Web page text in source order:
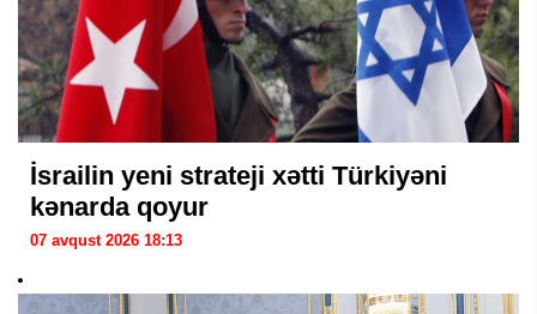
İsrailin yeni strateji xətti Türkiyəni
kənarda qoyur
07 avqust 2026 18:13